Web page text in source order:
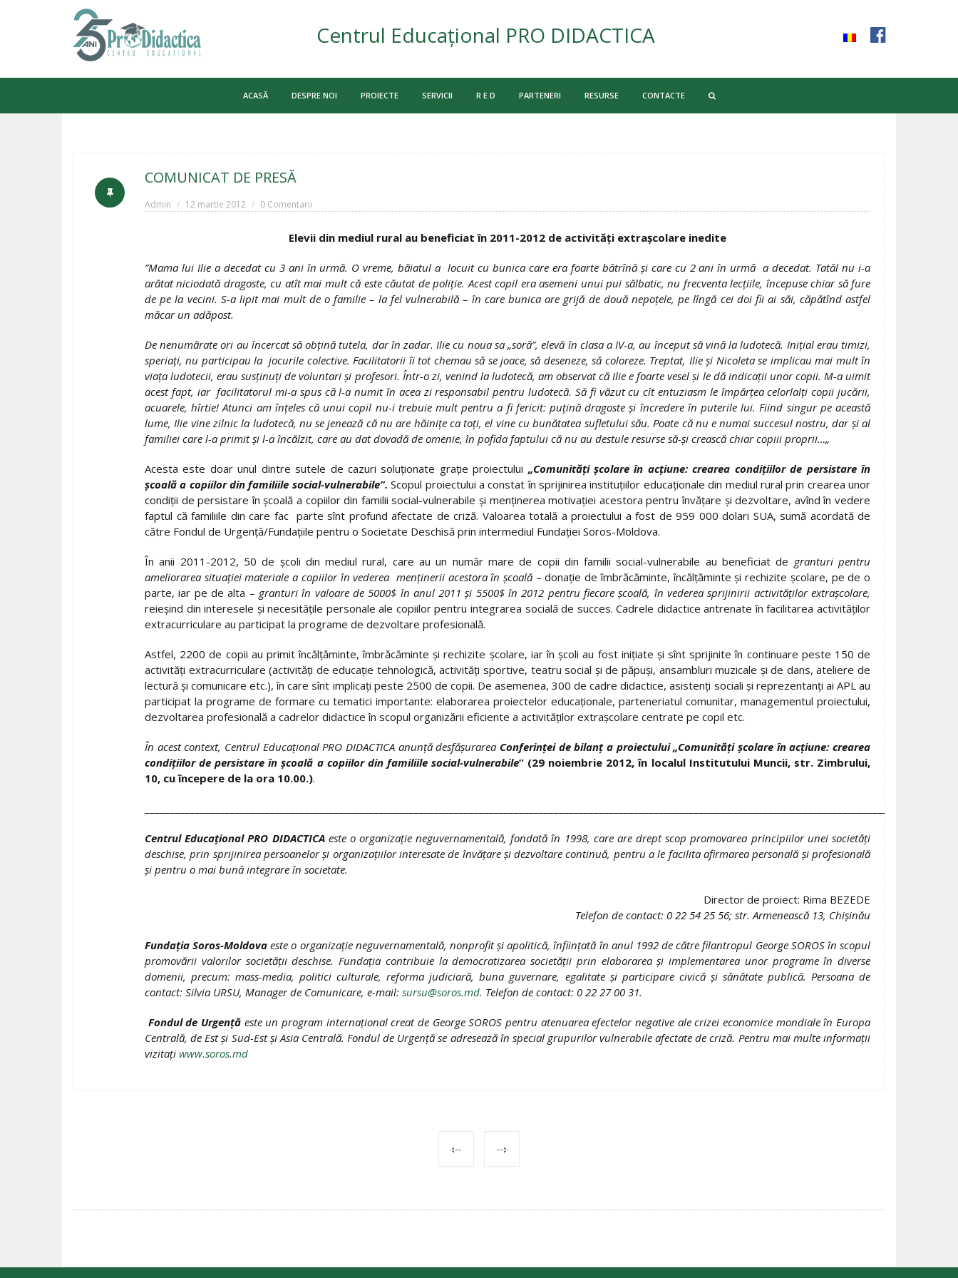
Centrul Educațional PRO DIDACTICA
ACASĂ DESPRE NOI PROIECTE SERVICII R E D PARTENERI RESURSE CONTACTE
COMUNICAT DE PRESĂ
Admin 12 martie 2012 0 Comentarii
Elevii din mediul rural au beneficiat în 2011-2012 de activităţi extraşcolare inedite
”Mama lui Ilie a decedat cu 3 ani în urmă. O vreme, băiatul a locuit cu bunica care era foarte bătrînă şi care cu 2 ani în urmă a decedat. Tatăl nu i-a
arătat niciodată dragoste, cu atît mai mult că este căutat de poliţie. Acest copil era asemeni unui pui sălbatic, nu frecventa lecţiile, începuse chiar să fure
de pe la vecini. S-a lipit mai mult de o familie – la fel vulnerabilă – în care bunica are grijă de două nepoţele, pe lîngă cei doi fii ai săi, căpătînd astfel
măcar un adăpost.
De nenumărate ori au încercat să obţină tutela, dar în zadar. Ilie cu noua sa „soră”, elevă în clasa a IV-a, au început să vină la ludotecă. Iniţial erau timizi,
speriaţi, nu participau la jocurile colective. Facilitatorii îi tot chemau să se joace, să deseneze, să coloreze. Treptat, Ilie şi Nicoleta se implicau mai mult în
viaţa ludotecii, erau susţinuţi de voluntari şi profesori. Într-o zi, venind la ludotecă, am observat că Ilie e foarte vesel şi le dă indicaţii unor copii. M-a uimit
acest fapt, iar facilitatorul mi-a spus că l-a numit în acea zi responsabil pentru ludotecă. Să fi văzut cu cît entuziasm le împărţea celorlalţi copii jucării,
acuarele, hîrtie! Atunci am înţeles că unui copil nu-i trebuie mult pentru a fi fericit: puţină dragoste şi încredere în puterile lui. Fiind singur pe această
lume, Ilie vine zilnic la ludotecă, nu se jenează că nu are hăiniţe ca toţi, el vine cu bunătatea sufletului său. Poate că nu e numai succesul nostru, dar şi al
familiei care l-a primit şi l-a încălzit, care au dat dovadă de omenie, în pofida faptului că nu au destule resurse să-şi crească chiar copiii proprii…„
Acesta este doar unul dintre sutele de cazuri soluţionate graţie proiectului „Comunităţi şcolare în acţiune: crearea condiţiilor de persistare în
şcoală a copiilor din familiile social-vulnerabile”. Scopul proiectului a constat în sprijinirea instituţiilor educaţionale din mediul rural prin crearea unor
condiţii de persistare în şcoală a copiilor din familii social-vulnerabile şi menţinerea motivaţiei acestora pentru învăţare şi dezvoltare, avînd în vedere
faptul că familiile din care fac parte sînt profund afectate de criză. Valoarea totală a proiectului a fost de 959 000 dolari SUA, sumă acordată de
către Fondul de Urgenţă/Fundaţiile pentru o Societate Deschisă prin intermediul Fundaţiei Soros-Moldova.
În anii 2011-2012, 50 de şcoli din mediul rural, care au un număr mare de copii din familii social-vulnerabile au beneficiat de granturi pentru
ameliorarea situaţiei materiale a copiilor în vederea menţinerii acestora în şcoală – donaţie de îmbrăcăminte, încălţăminte şi rechizite şcolare, pe de o
parte, iar pe de alta – granturi în valoare de 5000$ în anul 2011 şi 5500$ în 2012 pentru fiecare şcoală, în vederea sprijinirii activităţilor extraşcolare,
reieşind din interesele şi necesităţile personale ale copiilor pentru integrarea socială de succes. Cadrele didactice antrenate în facilitarea activităţilor
extracurriculare au participat la programe de dezvoltare profesională.
Astfel, 2200 de copii au primit încălţăminte, îmbrăcăminte şi rechizite şcolare, iar în şcoli au fost iniţiate şi sînt sprijinite în continuare peste 150 de
activităţi extracurriculare (activităţi de educaţie tehnologică, activităţi sportive, teatru social şi de păpuşi, ansambluri muzicale şi de dans, ateliere de
lectură şi comunicare etc.), în care sînt implicaţi peste 2500 de copii. De asemenea, 300 de cadre didactice, asistenţi sociali şi reprezentanţi ai APL au
participat la programe de formare cu tematici importante: elaborarea proiectelor educaţionale, parteneriatul comunitar, managementul proiectului,
dezvoltarea profesională a cadrelor didactice în scopul organizării eficiente a activităţilor extraşcolare centrate pe copil etc.
În acest context, Centrul Educaţional PRO DIDACTICA anunţă desfăşurarea Conferinţei de bilanţ a proiectului „Comunităţi şcolare în acţiune: crearea
condiţiilor de persistare în şcoală a copiilor din familiile social-vulnerabile” (29 noiembrie 2012, în localul Institutului Muncii, str. Zimbrului,
10, cu începere de la ora 10.00.).
__________________________________________________________________________________________________________________________________________________________
Centrul Educaţional PRO DIDACTICAeste o organizaţie neguvernamentală, fondată în 1998, care are drept scop promovarea principiilor unei societăţi
deschise, prin sprijinirea persoanelor şi organizaţiilor interesate de învăţare şi dezvoltare continuă, pentru a le facilita afirmarea personală şi profesională
şi pentru o mai bună integrare în societate.
Director de proiect: Rima BEZEDE
Telefon de contact: 0 22 54 25 56; str. Armenească 13, Chişinău
Fundaţia Soros-Moldova este o organizaţie neguvernamentală, nonprofit şi apolitică, înfiinţată în anul 1992 de către filantropul George SOROS în scopul
promovării valorilor societăţii deschise. Fundaţia contribuie la democratizarea societăţii prin elaborarea şi implementarea unor programe în diverse
domenii, precum: mass-media, politici culturale, reforma judiciară, buna guvernare, egalitate şi participare civică şi sănătate publică. Persoana de
contact: Silvia URSU, Manager de Comunicare, e-mail: sursu@soros.md. Telefon de contact: 0 22 27 00 31.
Fondul de Urgenţă este un program internaţional creat de George SOROS pentru atenuarea efectelor negative ale crizei economice mondiale în Europa
Centrală, de Est şi Sud-Est şi Asia Centrală. Fondul de Urgenţă se adresează în special grupurilor vulnerabile afectate de criză. Pentru mai multe informaţii
vizitaţi www.soros.md
NAVIGATION